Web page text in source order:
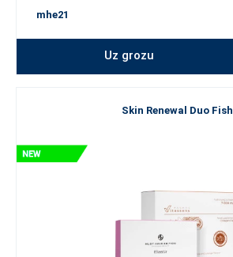
mhe21
Uz grozu
Skin Renewal Duo Fish